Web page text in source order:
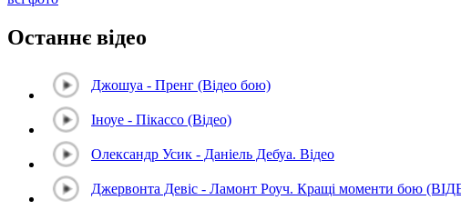
Останнє відео
Джошуа - Пренг (Відео бою)
Іноуе - Пікассо (Відео)
Олександр Усик - Даніель Дебуа. Відео
Джервонта Девіс - Ламонт Роуч. Кращі моменти бою